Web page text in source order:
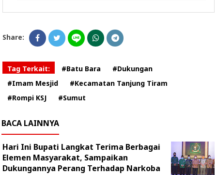
Share:
Tag Terkait: #Batu Bara
#Dukungan
#Imam Mesjid
#Kecamatan Tanjung Tiram
#Rompi KSJ
#Sumut
BACA LAINNYA
Hari Ini Bupati Langkat Terima Berbagai
Elemen Masyarakat, Sampaikan
Dukungannya Perang Terhadap Narkoba